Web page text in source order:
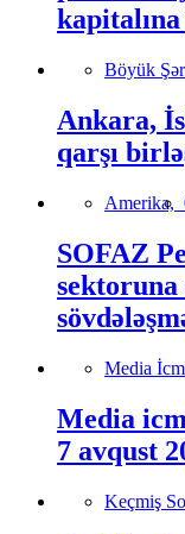
Böyük
Ankara,
qarşı
Amerika,
SOFAZ
sektoruna
Media
Media
7 avqust
Keçmiş